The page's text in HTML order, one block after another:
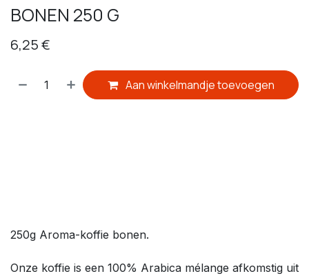
​BONEN 250 G
6,25€
Aan winkelmandje toevoegen
250g Aroma-koffie bonen.
Onze koffie is een 100% Arabica mélange afkomstig uit